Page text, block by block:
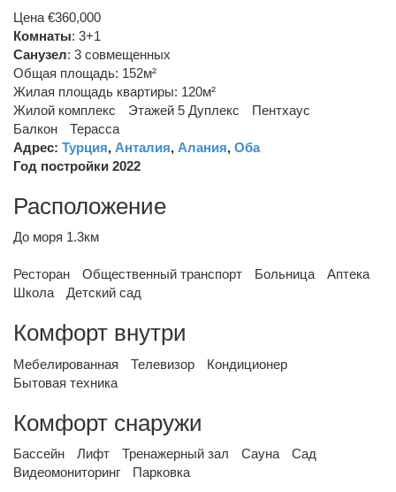
Цена €360,000
Комнаты: 3+1
Санузел: 3 совмещенных
Общая площадь: 152м²
Жилая площадь квартиры: 120м²
Жилой комплекс
Этажей 5 Дуплекс
Пентхаус
Балкон
Терасса
Адрес: Турция, Анталия, Алания, Оба
Год постройки 2022
Расположение
До моря 1.3км
Ресторан Общественный транспорт Больница
Аптека
Школа
Детский сад
Комфорт внутри
Мебелированная Телевизор
Кондиционер
Бытовая техника
Комфорт снаружи
Бассейн Лифт Тренажерный зал Сауна
Сад
Видеомониторинг
Парковка